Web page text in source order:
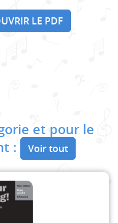
LE PDF
et pour le
:
Voir tout